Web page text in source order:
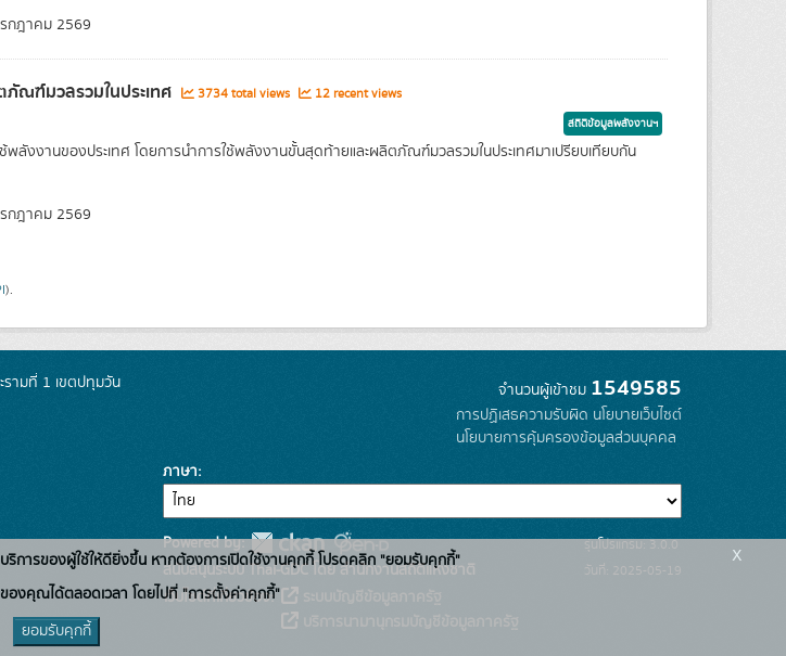
กฎาคม 2569
ณฑ์มวลรวมในประเทศ 3734 total views 12 recent views
สถิติข้อมูลพลังงานฯ
ลังงานของประเทศ โดยการนำการใช้พลังงานขั้นสุดท้ายและผลิตภัณฑ์มวลรวมในประเทศมาเปรียบเทียบกัน
กฎาคม 2569
).
ามที่ 1 เขตปทุมวัน
จำนวนผู้เข้าชม 1549585
การปฏิเสธความรับผิด นโยบายเว็บไซต์
นโยบายการคุ้มครองข้อมูลส่วนบุคคล
ภาษา
Powered by:
สนับสนุนระบบ Thai-GDC โดย สำนักงานสถิติแห่งชาติ
เว็บไซต์ที่เกี่ยวข้อง:
รุ่นโปรแกรม: 3.0.0
วันที่: 2025-05-19
ริการของผู้ใช้ให้ดียิ่งขึ้น หากต้องการเปิดใช้งานคุกกี้ โปรดคลิก "ยอมรับคุกกี้"
งคุณได้ตลอดเวลา โดยไปที่ "การตั้งค่าคุกกี้"
ยอมรับคุกกี้
x